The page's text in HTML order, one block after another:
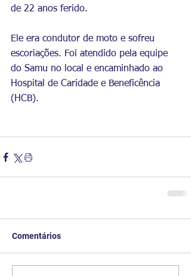
de 22 anos ferido.
Ele era condutor de moto e sofreu
escoriações. Foi atendido pela equipe
do Samu no local e encaminhado ao
Hospital de Caridade e Beneficência
(HCB).
Comentários